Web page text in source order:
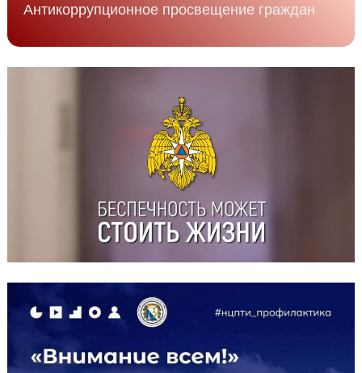
Антикоррупционное просвещение граждан